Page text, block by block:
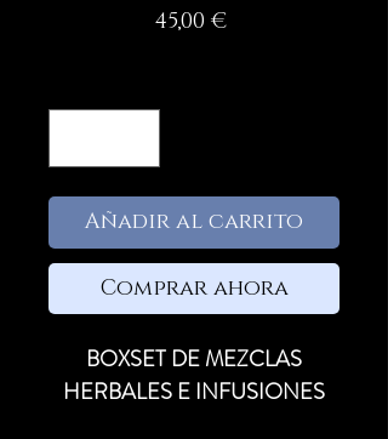
45,00 €Precio
Añadir al carrito
Comprar ahora
BOXSET DE MEZCLAS
HERBALES E INFUSIONES